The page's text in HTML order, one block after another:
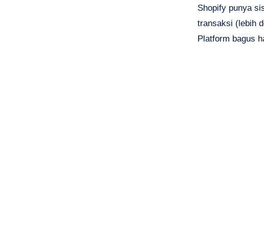
Shopify punya
transaksi (lebih
Platform bagus